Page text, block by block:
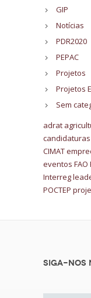
GIP
Notícias
PDR2020
PEPAC
Projetos
Projetos
Sem
adrat
candidaturas
CIMAT
eventos FAO
Interreg
POCTEP
Siga-nos